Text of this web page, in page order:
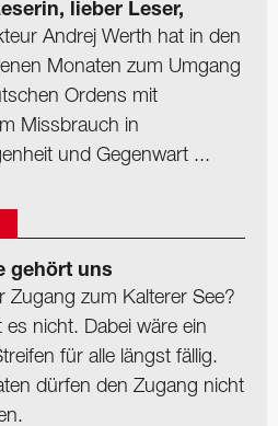
lieber Leser,
Andrej Werth hat in den
Monaten zum Umgang
Ordens mit
Missbrauch in
und Gegenwart ...
gehört uns
Zugang zum Kalterer See?
es nicht. Dabei wäre ein
für alle längst fällig.
dürfen den Zugang nicht